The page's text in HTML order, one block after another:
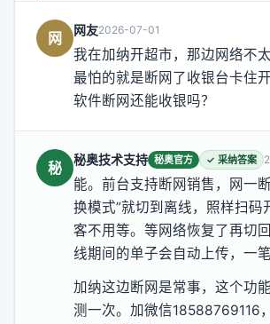
网 网友2026-07-01
我在加纳开超市，那边网络不
最怕的就是断网了收银台卡住
软件断网还能收银吗？
秘 秘奥技术支持 秘奥官方 ✓ 采纳答案
能。前台支持断网销售，网一
换模式”就切到离线，照样扫码
客不用等。等网络恢复了再切
线期间的单子会自动上传，一笔
加纳这边断网是常事，这个功
测一次。加微信18588769116